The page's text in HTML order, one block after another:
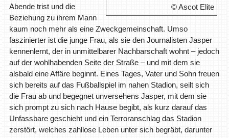
© Ascot Elite
Abende trist und die
Beziehung zu ihrem Mann
kaum noch mehr als eine Zweckgemeinschaft. Umso
faszinierter ist die junge Frau, als sie den Journalisten Jasper
kennenlernt, der in unmittelbarer Nachbarschaft wohnt – jedoch
auf der wohlhabenden Seite der Straße – und mit dem sie
alsbald eine Affäre beginnt. Eines Tages, Vater und Sohn freuen
sich bereits auf das Fußballspiel im nahen Stadion, seilt sich
die Frau ab und begegnet unversehens Jasper, mit dem sie
sich prompt zu sich nach Hause begibt, als kurz darauf das
Unfassbare geschieht und ein Terroranschlag das Stadion
zerstört, welches zahllose Leben unter sich begräbt, darunter